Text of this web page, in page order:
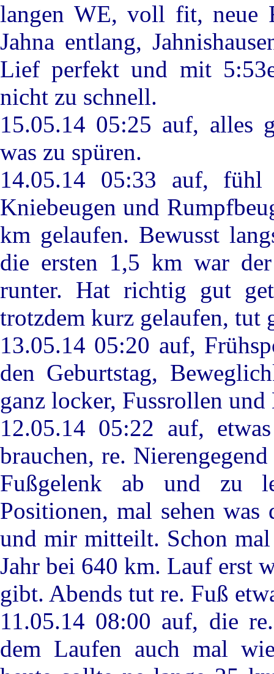
langen WE, voll fit, neue
Jahna entlang,
Lief perfekt und mit
nicht zu schnell.
15.05.14 05:25 auf, alles
was zu spüren.
14.05.14 05:33 auf,
Kniebeugen und
km gelaufen. Bewusst
die ersten 1,5 km war
runter. Hat richtig gut
trotzdem kurz gelaufen, tut
13.05.14 05:20 auf,
den Geburtstag,
ganz locker, Fussrollen
12.05.14 05:22 auf,
brauchen, re.
Fußgelenk ab und zu
Positionen, mal sehen
und mir mitteilt. Schon
Jahr bei 640 km. Lauf erst
gibt. Abends tut re. Fuß
11.05.14 08:00 auf, die
dem Laufen auch mal